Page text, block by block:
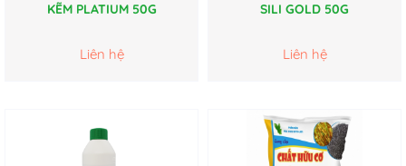
KẼM PLATIUM 50G
Liên hệ
SILI GOLD 50G
Liên hệ